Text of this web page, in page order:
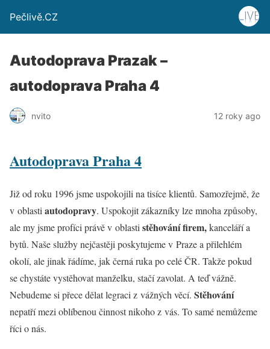
Pečlivě.CZ
Autodoprava Prazak –
autodoprava Praha 4
nvito 12 roky ago
Autodoprava Praha 4
Již od roku 1996 jsme uspokojili na tisíce klientů. Samozřejmě, že
v oblasti autodopravy. Uspokojit zákazníky lze mnoha způsoby,
ale my jsme profíci právě v oblasti stěhování firem,kanceláří a
bytů. Naše služby nejčastěji poskytujeme v Praze a přilehlém
okolí, ale jinak řádíme, jak černá ruka po celé ČR. Takže pokud
se chystáte vystěhovat manželku, stačí zavolat. A teď vážně.
Nebudeme si přece dělat legraci z vážných věcí. Stěhování
nepatří mezi oblíbenou činnost nikoho z vás. To samé nemůžeme
říci o nás.